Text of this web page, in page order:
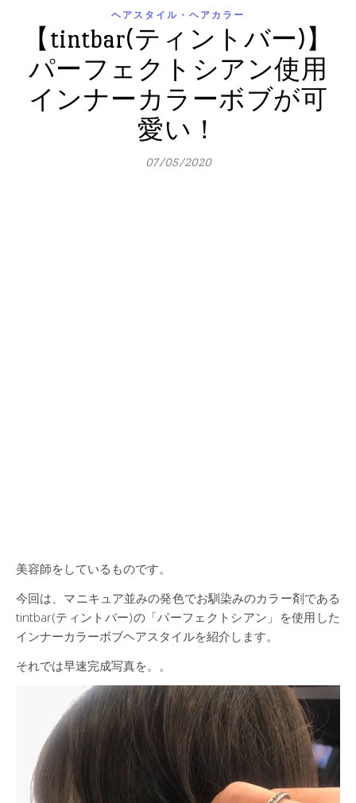
ヘアスタイル・ヘアカラー
【tintbar(ティントバー)】
パーフェクトシアン使用
インナーカラーボブが可
愛い！
07/05/2020
美容師をしているものです。
今回は、マニキュア並みの発色でお馴染みのカラー剤である
tintbar(ティントバー)の「パーフェクトシアン」を使用した
インナーカラーボブヘアスタイルを紹介します。
それでは早速完成写真を。。